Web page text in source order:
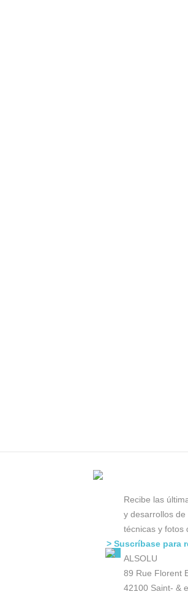
Recibe las
y desarrollos
técnicas y fotos
> Suscríbase para
ALSOLU
89 Rue Florent
42100 Saint- &